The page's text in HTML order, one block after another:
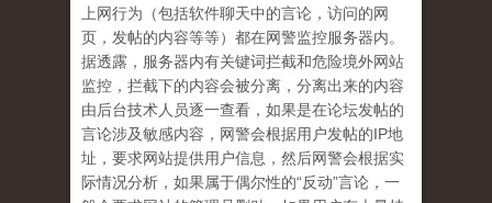
上网行为（包括软件聊天中的言论，访问的网
页，发帖的内容等等）都在网警监控服务器内。
据透露，服务器内有关键词拦截和危险境外网站
监控，拦截下的内容会被分离，分离出来的内容
由后台技术人员逐一查看，如果是在论坛发帖的
言论涉及敏感内容，网警会根据用户发帖的IP地
址，要求网站提供用户信息，然后网警会根据实
际情况分析，如果属于偶尔性的“反动”言论，一